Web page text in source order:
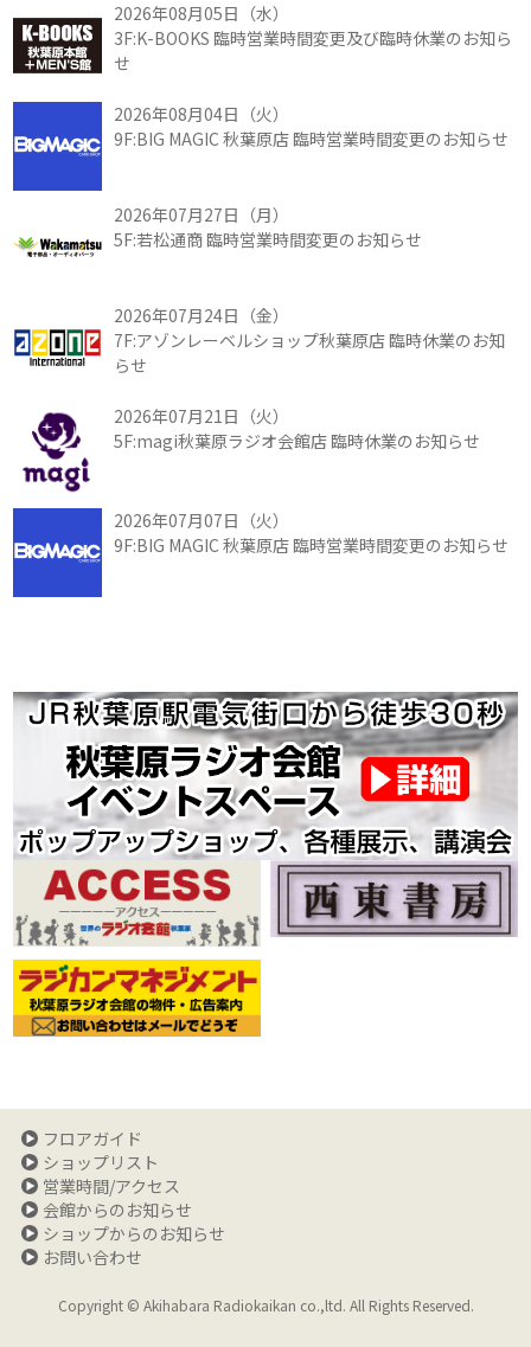
2026年08月05日（水）
3F:K-BOOKS 臨時営業時間変更及び臨時休業のお知ら
せ
2026年08月04日（火）
9F:BIG MAGIC 秋葉原店 臨時営業時間変更のお知らせ
2026年07月27日（月）
5F:若松通商 臨時営業時間変更のお知らせ
2026年07月24日（金）
7F:アゾンレーベルショップ秋葉原店 臨時休業のお知
らせ
2026年07月21日（火）
5F:magi秋葉原ラジオ会館店 臨時休業のお知らせ
2026年07月07日（火）
9F:BIG MAGIC 秋葉原店 臨時営業時間変更のお知らせ
フロアガイド
ショップリスト
営業時間/アクセス
会館からのお知らせ
ショップからのお知らせ
お問い合わせ
Copyright © Akihabara Radiokaikan co.,ltd. All Rights Reserved.